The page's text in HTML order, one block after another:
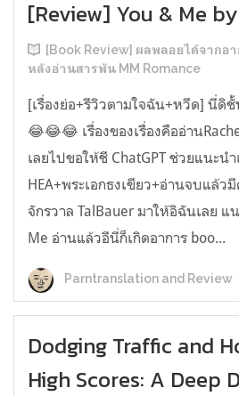
[Review] You & Me
[Book Review] ผลพลอยได้จากอ
หลังอ่านสารพัน MM Romance
[เรื่องย่อ+รีวิวตามใจฉัน+หวีด] นี่ดิ
😂😂😂 เรื่องของเรื่องคืออ่าน
เลยไปขอให้ชี ChatGPT ช่วยแนะน
HEA+พระเอกธงเขียว+อ่านจบแล้ว
จักรวาล TalBauer มาให้อิฉันเลย แ
Me อ่านแล้วอีนี่ก็เกิดอาการ boo...
Parntranslation and Review
Dodging Traffic and
High Scores: A Deep